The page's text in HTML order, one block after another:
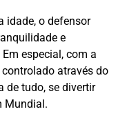
idade, o defensor
e
especial, com a
através do
de tudo, se divertir
Mundial.